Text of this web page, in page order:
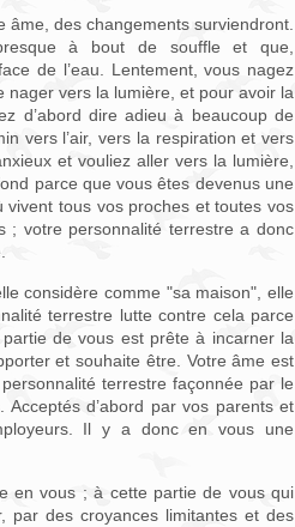
des changements surviendront.
à bout de souffle et que,
de l’eau. Lentement, vous nagez
nager vers la lumière, et pour avoir la
d’abord dire adieu à beaucoup de
vers l’air, vers la respiration et vers
et vouliez aller vers la lumière,
parce que vous êtes devenus une
vivent tous vos proches et toutes vos
; votre personnalité terrestre a donc
considère comme "sa maison", elle
terrestre lutte contre cela parce
de vous est prête à incarner la
et souhaite être. Votre âme est
terrestre façonnée par le
d’abord par vos parents et
Il y a donc en vous une
en vous ; à cette partie de vous qui
par des croyances limitantes et des